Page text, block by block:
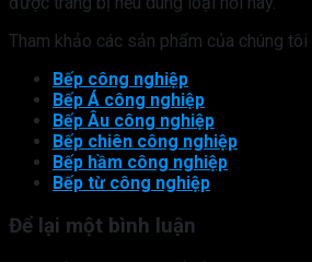
Tham khảo các sản phẩm của chúng tôi
Bếp công nghiệp
Bếp Á công nghiệp
Bếp Âu công nghiệp
Bếp chiên công nghiệp
Bếp hầm công nghiệp
Bếp từ công nghiệp
Để lại một bình luận